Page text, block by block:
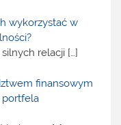
wykorzystać w
silnych relacji […]
finansowym
portfela